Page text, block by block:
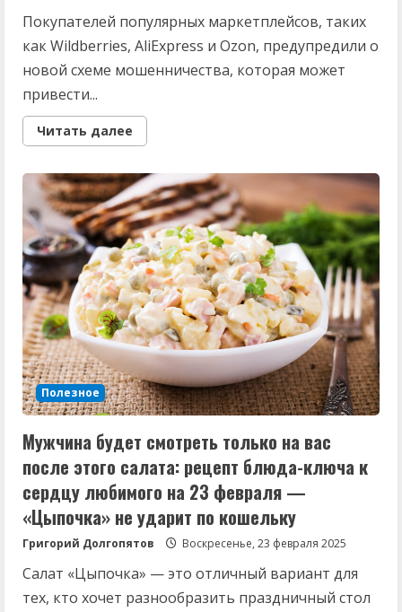
Покупателей популярных маркетплейсов, таких
как Wildberries, AliExpress и Ozon, предупредили о
новой схеме мошенничества, которая может
привести...
Читать далее
more
отмена
заказов
с
27
февраля».
Пользователей
Wildberries,
AliExpress
и
Ozon,
ждет
разочарование
Полезное
Мужчина будет смотреть только на вас
после этого салата: рецепт блюда-ключа к
сердцу любимого на 23 февраля —
«Цыпочка» не ударит по кошельку
Григорий Долгопятов Воскресенье, 23 февраля 2025
Салат «Цыпочка» — это отличный вариант для
тех, кто хочет разнообразить праздничный стол